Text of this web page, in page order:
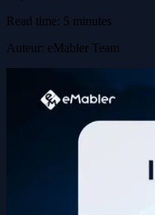
Read time: 5 minutes
Auteur: eMabler Team